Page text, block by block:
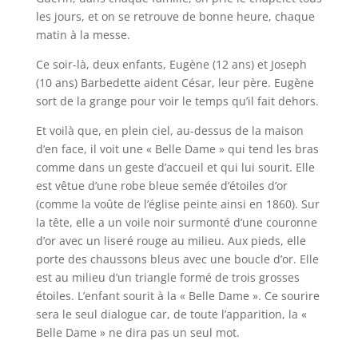
les jours, et on se retrouve de bonne heure, chaque
matin à la messe.
Ce soir-là, deux enfants, Eugène (12 ans) et Joseph
(10 ans) Barbedette aident César, leur père. Eugène
sort de la grange pour voir le temps qu’il fait dehors.
Et voilà que, en plein ciel, au-dessus de la maison
d’en face, il voit une « Belle Dame » qui tend les bras
comme dans un geste d’accueil et qui lui sourit. Elle
est vêtue d’une robe bleue semée d’étoiles d’or
(comme la voûte de l’église peinte ainsi en 1860). Sur
la tête, elle a un voile noir surmonté d’une couronne
d’or avec un liseré rouge au milieu. Aux pieds, elle
porte des chaussons bleus avec une boucle d’or. Elle
est au milieu d’un triangle formé de trois grosses
étoiles. L’enfant sourit à la « Belle Dame ». Ce sourire
sera le seul dialogue car, de toute l’apparition, la «
Belle Dame » ne dira pas un seul mot.